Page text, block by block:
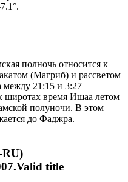
полночь относится к
(Магриб) и рассветом
21:15 и 3:27
широтах время Ишаа летом
полуночи. В этом
до Фаджра.
RU)
title